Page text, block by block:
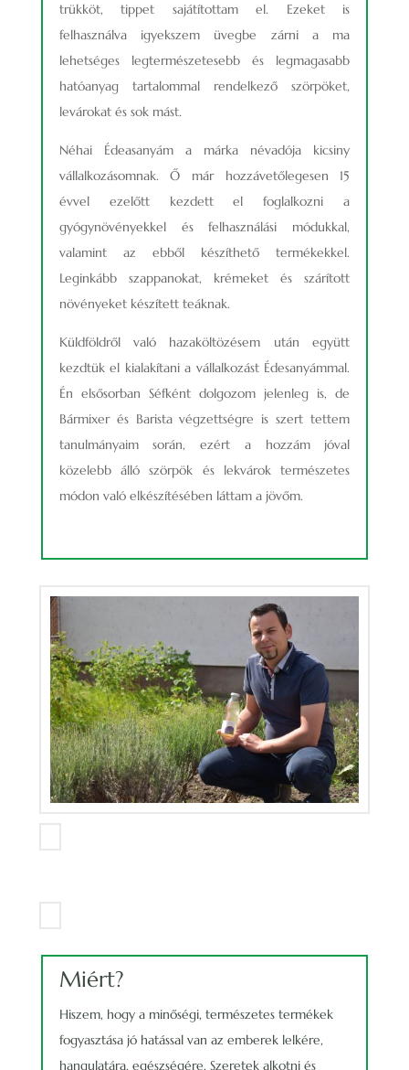
trükköt, tippet sajátítottam el. Ezeket is
felhasználva igyekszem üvegbe zárni a ma
lehetséges legtermészetesebb és legmagasabb
hatóanyag tartalommal rendelkező szörpöket,
levárokat és sok mást.
Néhai Édeasanyám a márka névadója kicsiny
vállalkozásomnak. Ő már hozzávetőlegesen 15
évvel ezelőtt kezdett el foglalkozni a
gyógynövényekkel és felhasználási módukkal,
valamint az ebből készíthető termékekkel.
Leginkább szappanokat, krémeket és szárított
növényeket készített teáknak.
Küldföldről való hazaköltözésem után együtt
kezdtük el kialakítani a vállalkozást Édesanyámmal.
Én elsősorban Séfként dolgozom jelenleg is, de
Bármixer és Barista végzettségre is szert tettem
tanulmányaim során, ezért a hozzám jóval
közelebb álló szörpök és lekvárok természetes
módon való elkészítésében láttam a jövőm.
Miért?
Hiszem, hogy a minőségi, természetes termékek
fogyasztása jó hatással van az emberek lelkére,
hangulatára, egészségére. Szeretek alkotni és